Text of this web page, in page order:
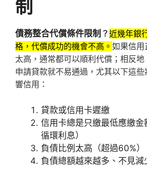
制
債務整合代償條件限制 ？近幾年銀
格，代償成功的機會不高。 如果信用
太高，通常都可以順利代償；相反地
申請貸款就不易通過，尤其以下這
響信用：
貸款或信用卡遲繳
信用卡總是只繳最低應繳金
循環利息）
負債比例太高（超過60%）
負債總額越來越多、不見減